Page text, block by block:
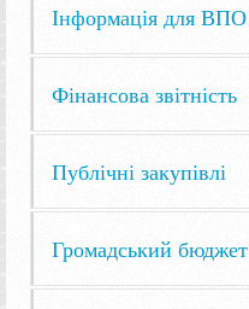
Інформація для ВПО
Фінансова звітність
Публічні закупівлі
Громадський бюджет